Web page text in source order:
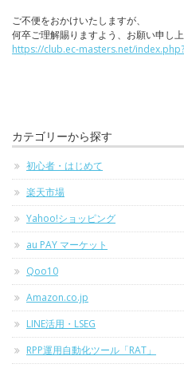
ご不便をおかけいたしますが、
何卒ご理解賜りますよう、お願い申し上
https://club.ec-masters.net/
カテゴリーから探す
初心者・はじめて
楽天市場
Yahoo!ショッピング
au PAY マーケット
Qoo10
Amazon.co.jp
LINE活用・LSEG
RPP運用自動化ツール「RAT」